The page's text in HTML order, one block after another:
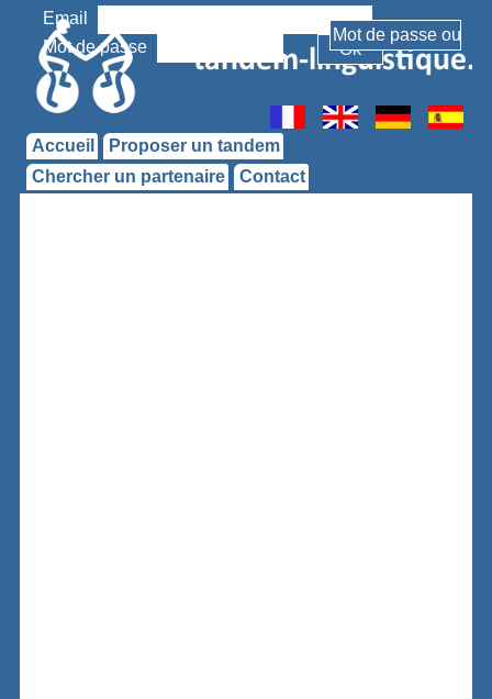
Email
Mot de passe
Accueil
Proposer un tandem
Chercher un partenaire
Contact